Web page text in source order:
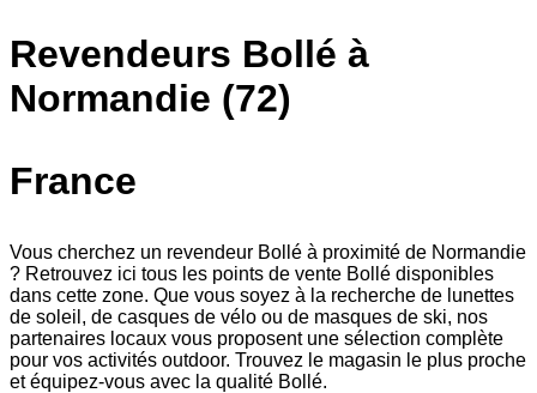
Revendeurs Bollé à
Normandie (72)
France
Vous cherchez un revendeur Bollé à proximité de Normandie
? Retrouvez ici tous les points de vente Bollé disponibles
dans cette zone. Que vous soyez à la recherche de lunettes
de soleil, de casques de vélo ou de masques de ski, nos
partenaires locaux vous proposent une sélection complète
pour vos activités outdoor. Trouvez le magasin le plus proche
et équipez-vous avec la qualité Bollé.